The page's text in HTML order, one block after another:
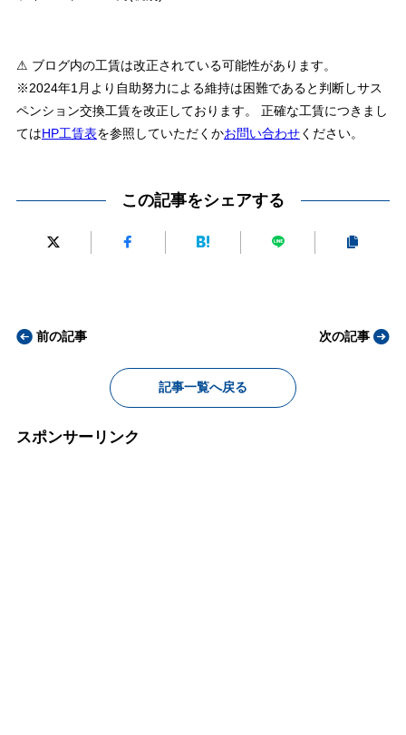
⚠ ブログ内の工賃は改正されている可能性があります。
※2024年1月より自助努力による維持は困難であると判断しサス
ペンション交換工賃を改正しております。 正確な工賃につきまし
てはHP工賃表を参照していただくかお問い合わせください。
この記事をシェアする
前の記事
記事一覧へ戻る
次の記事
スポンサーリンク